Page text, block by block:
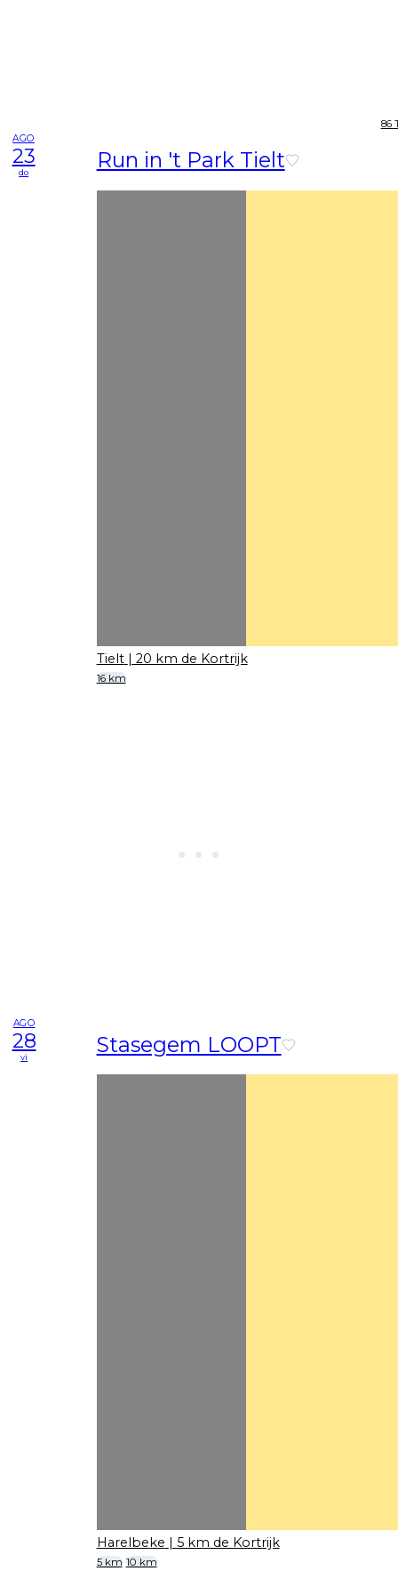
86
AGO
23
do Run in 't Park Tielt
Tielt | 20 km de Kortrijk
16 km
AGO
28
vi Stasegem LOOPT
Harelbeke | 5 km de Kortrijk
5 km 10 km